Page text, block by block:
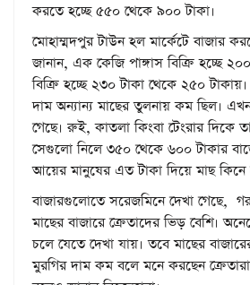
করতে হচ্ছে ৫৫০ থেকে ৯০০ টাকা।
মোহাম্মদপুর টাউন হল মার্কেটে বাজার
জানান, এক কেজি পাঙ্গাস বিক্রি হচ্ছে
বিক্রি হচ্ছে ২৩০ টাকা থেকে ২৫০
দাম অন্যান্য মাছের তুলনায় কম ছিল।
গেছে। রুই, কাতলা কিংবা টেংরার দিকে
সেগুলো নিলে ৩৫০ থেকে ৬০০ টাকার
আয়ের মানুষের এত টাকা দিয়ে মাছ কিনে
বাজারগুলোতে সরেজমিনে দেখা গেছে,
মাছের বাজারে ক্রেতাদের ভিড় বেশি।
চলে যেতে দেখা যায়। তবে মাছের
মুরগির দাম কম বলে মনে করছেন